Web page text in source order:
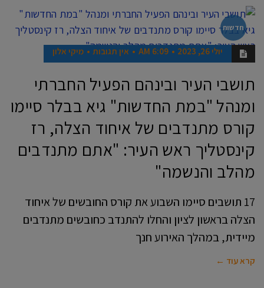
חדשות
יולי 26, 2023 6:09 AM אין תגובות מיקי אלון
תושבי העיר ובינהם הפעיל החברתי
ומנהל "במת החדשות" גיא בבלר סיימו
קורס מתנדבים של איחוד הצלה, רז
קינסטליך ראש העיר: "אתם מתנדבים
מהלב והנשמה"
17 תושבים סיימו השבוע את קורס החובשים של איחוד
הצלה בראשון לציון והחלו להתנדב כחובשים מתנדבים
מיידית, במהלך האירוע חנך
קרא עוד ←